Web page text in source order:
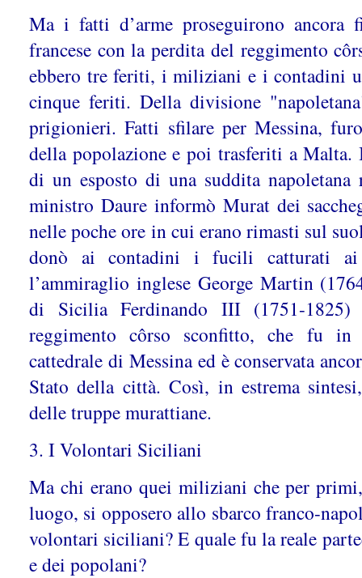
Ma i fatti d’arme proseguirono ancora
francese con la perdita del reggimento
ebbero tre feriti, i miliziani e i contadini
cinque feriti. Della divisione
prigionieri. Fatti sfilare per Messina,
della popolazione e poi trasferiti a
di un esposto di una suddita napoletana
ministro Daure informò Murat dei
nelle poche ore in cui erano rimasti sul
donò ai contadini i fucili catturati
l’ammiraglio inglese George Martin
di Sicilia Ferdinando III (1751-
reggimento côrso sconfitto, che fu in
cattedrale di Messina ed è conservata
Stato della città. Così, in estrema
delle truppe murattiane.
3. I Volontari Siciliani
Ma chi erano quei miliziani che per
luogo, si opposero allo sbarco franco-
volontari siciliani? E quale fu la reale
e dei popolani?